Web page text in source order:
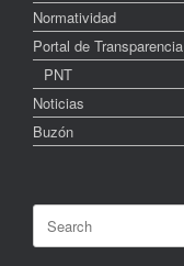
Normatividad
Portal de Transparencia
PNT
Noticias
Buzón
Search
for: